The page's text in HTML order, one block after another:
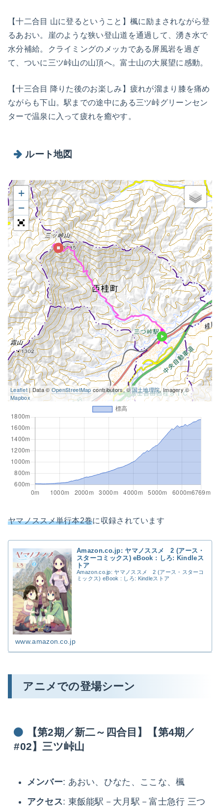
【十二合目 山に登るということ】楓に励まされながら登
るあおい。崖のような狭い登山道を通過して、湧き水で
水分補給。クライミングのメッカである屏風岩を過ぎ
て、ついに三ツ峠山の山頂へ。富士山の大展望に感動。
【十三合目 降りた後のお楽しみ】疲れが溜まり膝を痛め
ながらも下山。駅までの途中にある三ツ峠グリーンセン
ターで温泉に入って疲れを癒やす。
ルート地図
+
−
Leaflet| Data ©OpenStreetMapcontributors, ©国土地理院, Imagery ©
Mapbox
ヤマノススメ単行本2巻に収録されています
Amazon.co.jp: ヤマノススメ 2 (アース・
スターコミックス) eBook : しろ: Kindleス
トア
Amazon.co.jp: ヤマノススメ 2 (アース・スターコ
ミックス) eBook : しろ: Kindleストア
www.amazon.co.jp
アニメでの登場シーン
【第2期／新二～四合目】【第4期／
#02】三ツ峠山
メンバー: あおい、ひなた、ここな、楓
アクセス: 東飯能駅－大月駅－富士急行 三つ